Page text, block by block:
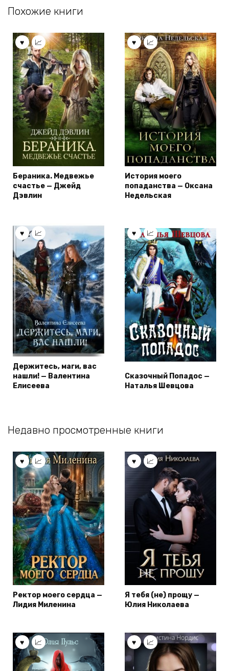
Похожие книги
Бераника. Медвежье
счастье — Джейд
Дэвлин
История моего
попаданства — Оксана
Недельская
Держитесь, маги, вас
нашли! — Валентина
Елисеева
Сказочный Попадос —
Наталья Шевцова
Недавно просмотренные книги
Ректор моего сердца —
Лидия Миленина
Я тебя (не) прощу —
Юлия Николаева